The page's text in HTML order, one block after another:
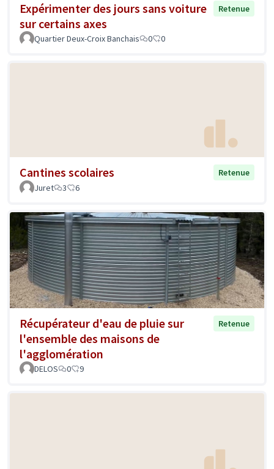
Expérimenter des jours sans voiture
sur certains axes
Retenue
Quartier Deux-Croix Banchais 0 0
Cantines scolaires
Retenue
Juret
3 6
Récupérateur d'eau de pluie sur
l'ensemble des maisons de
l'agglomération
Retenue
DELOS 0 9